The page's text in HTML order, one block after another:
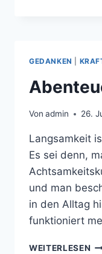
GEDANKEN
Von admin 26.
Langsamkeit
Es sei denn,
und man
in den Alltag
funktioniert
WEITERLESEN